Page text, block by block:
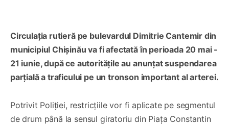
Circulația rutieră pe bulevardul Dimitrie Cantemir din
municipiul Chișinău va fi afectată în perioada 20 mai -
21 iunie, după ce autoritățile au anunțat suspendarea
parțială a traficului pe un tronson important al arterei.
Potrivit Poliției, restricțiile vor fi aplicate pe segmentul
de drum până la sensul giratoriu din Piața Constantin